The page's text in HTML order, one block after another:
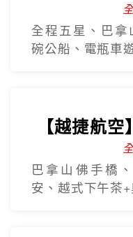
全程五星、巴
碗公船、電瓶車
【越捷航
巴拿山佛手橋
安、越式下午茶